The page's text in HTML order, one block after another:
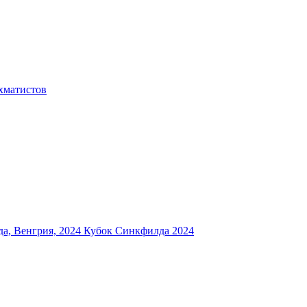
Венгрия, 2024 Кубок Синкфилда 2024